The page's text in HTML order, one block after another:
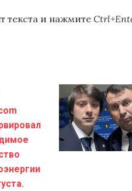
текста и нажмите